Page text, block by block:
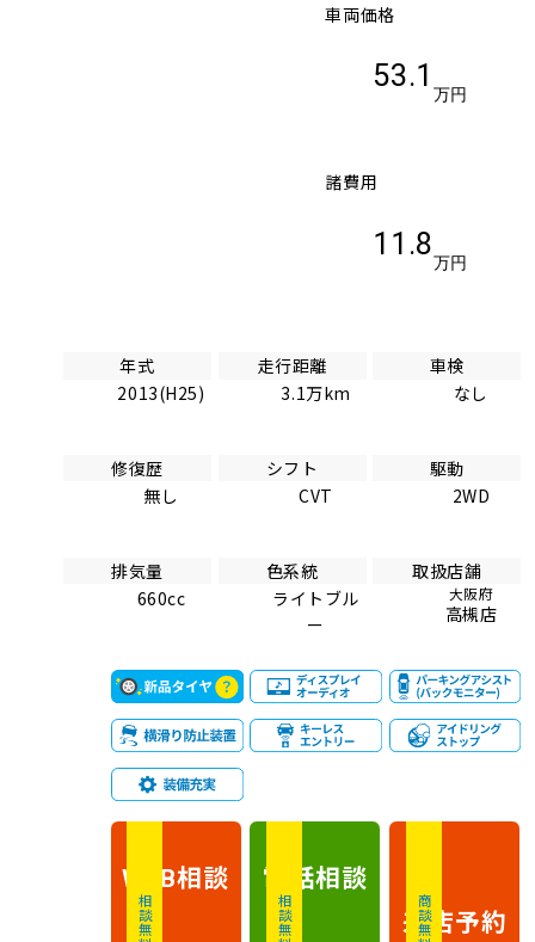
車両価格
53.1
万円
諸費用
11.8
万円
年式
2013(H25)
走行距離
3.1万km
車検
なし
修復歴
無し
シフト
CVT
駆動
2WD
排気量
660cc
色系統
ライトブル
ー
取扱店舗
大阪府
高槻店
相談無料
WEB相談
相談無料
電話相談
商談無料
来店予約